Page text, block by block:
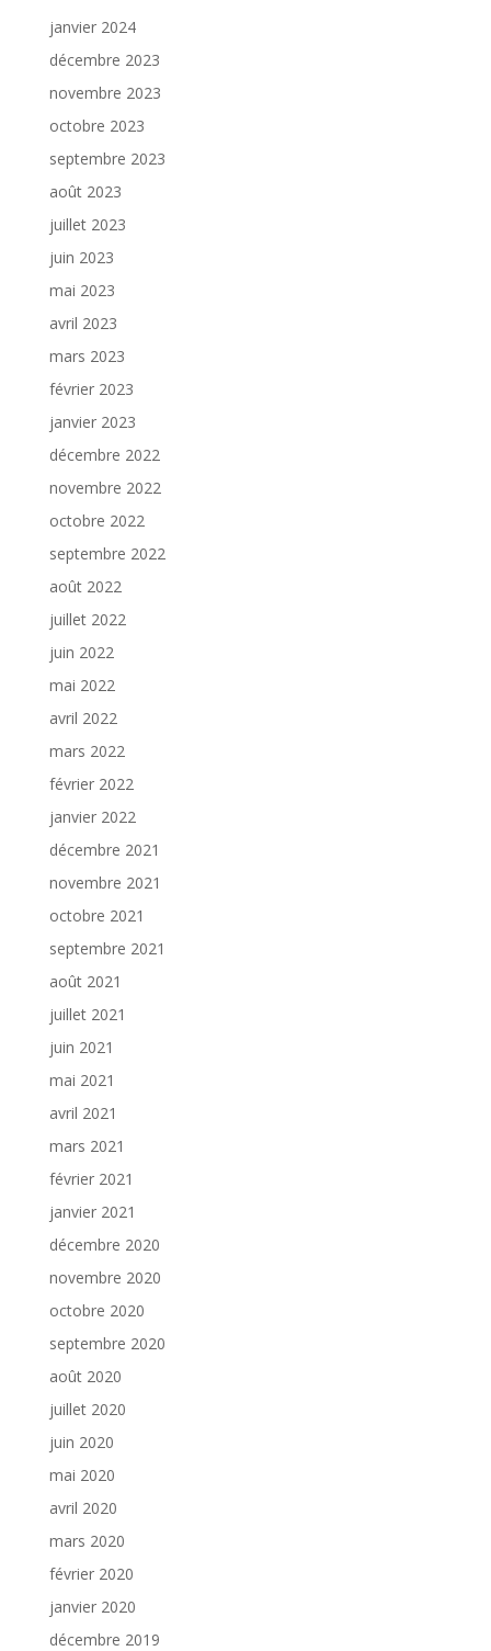
janvier 2024
décembre 2023
novembre 2023
octobre 2023
septembre 2023
août 2023
juillet 2023
juin 2023
mai 2023
avril 2023
mars 2023
février 2023
janvier 2023
décembre 2022
novembre 2022
octobre 2022
septembre 2022
août 2022
juillet 2022
juin 2022
mai 2022
avril 2022
mars 2022
février 2022
janvier 2022
décembre 2021
novembre 2021
octobre 2021
septembre 2021
août 2021
juillet 2021
juin 2021
mai 2021
avril 2021
mars 2021
février 2021
janvier 2021
décembre 2020
novembre 2020
octobre 2020
septembre 2020
août 2020
juillet 2020
juin 2020
mai 2020
avril 2020
mars 2020
février 2020
janvier 2020
décembre 2019